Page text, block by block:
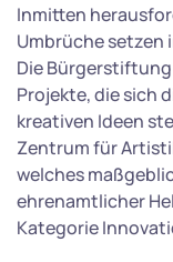
Inmitten
Umbrüche setzen
Die
Projekte, die sich
kreativen Ideen
Zentrum für
welches
ehrenamtlicher
Kategorie